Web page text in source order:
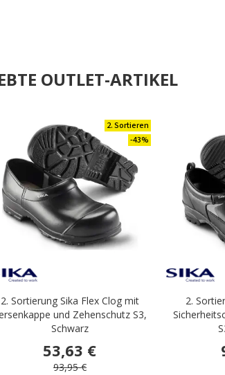
OUTLET-ARTIKEL
2. Sortieren
-43%
2. Sortierung Sika Flex Clog mit
und Zehenschutz S3,
Schwarz
53,63 €
93,95 €
2.